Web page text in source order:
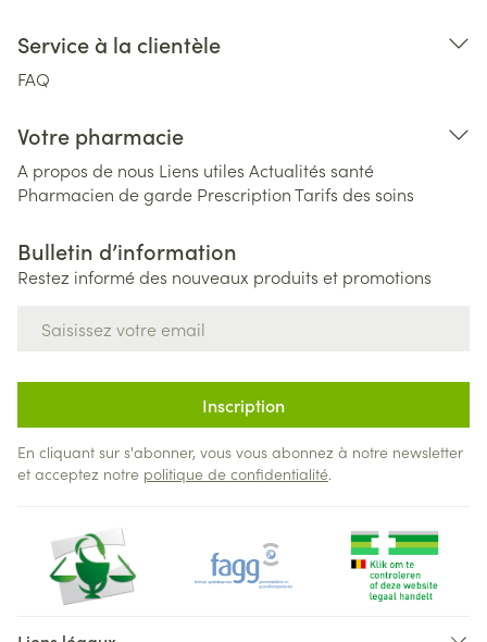
Service à la clientèle
FAQ
Votre pharmacie
A propos de nous Liens utiles Actualités santé
Pharmacien de garde PrescriptionTarifs des soins
Bulletin d’information
Restez informé des nouveaux produits et promotions
Inscription
En cliquant sur s'abonner, vous vous abonnez à notre newsletter
et acceptez notre politique de confidentialité.